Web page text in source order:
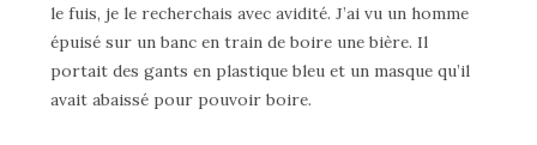
le fuis, je le recherchais avec avidité. J’ai vu un homme
épuisé sur un banc en train de boire une bière. Il
portait des gants en plastique bleu et un masque qu’il
avait abaissé pour pouvoir boire.